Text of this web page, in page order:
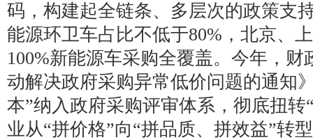
码，构建起全链条、多层次的政策支
能源环卫车占比不低于80%，北京、
100%新能源车采购全覆盖。今年，
动解决政府采购异常低价问题的通知
本”纳入政府采购评审体系，彻底扭转
业从“拼价格”向“拼品质、拼效益”转